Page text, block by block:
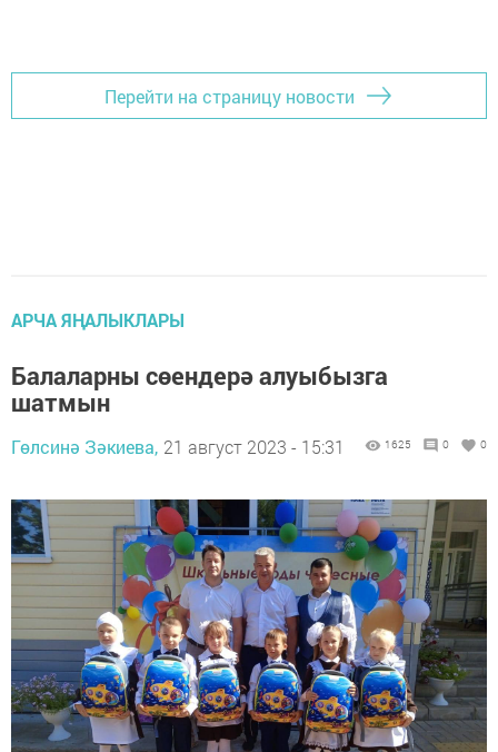
Перейти на страницу новости
АРЧА ЯҢАЛЫКЛАРЫ
Балаларны сөендерә алуыбызга
шатмын
Гөлсинә Зәкиева, 21 август 2023 - 15:31 1625 0 0